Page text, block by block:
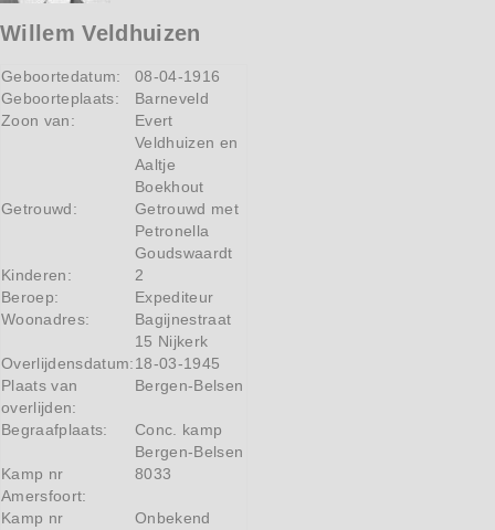
Willem Veldhuizen
Geboortedatum:
08-04-1916
Geboorteplaats:
Barneveld
Zoon van:
Evert
Veldhuizen en
Aaltje
Boekhout
Getrouwd:
Getrouwd met
Petronella
Goudswaardt
Kinderen:
2
Beroep:
Expediteur
Woonadres:
Bagijnestraat
15 Nijkerk
Overlijdensdatum:18-03-1945
Plaats van
overlijden:
Bergen-Belsen
Begraafplaats:
Conc. kamp
Bergen-Belsen
Kamp nr
Amersfoort:
8033
Kamp nr
Onbekend